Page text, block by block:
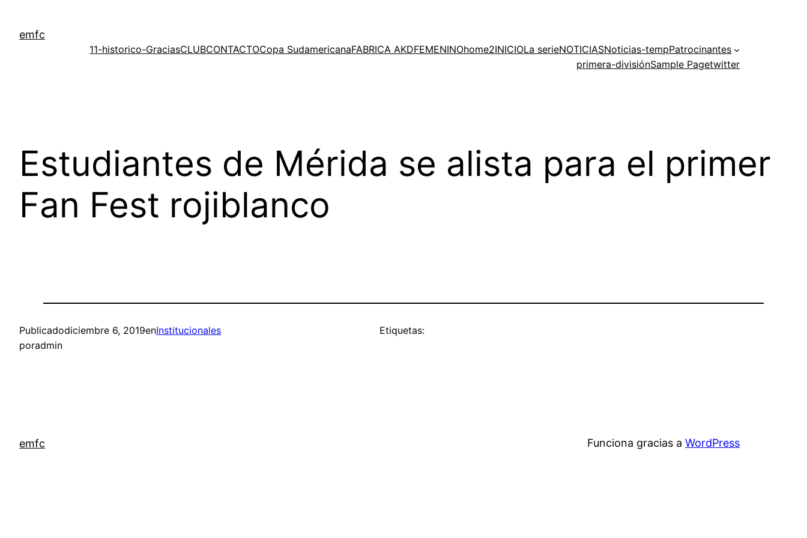
contenido
emfc
11-historico-GraciasCLUBCONTACTOCopa SudamericanaFABRICA AKDFEMENINOhome2INICIOLa serieNOTICIASNoticias-tempPatrocinantes
primera-divisiónSample Pagetwitter
Estudiantes de Mérida se alista para el primer
Fan Fest rojiblanco
Publicadodiciembre 6, 2019enInstitucionales
poradmin
Etiquetas:
emfc Funciona gracias a WordPress